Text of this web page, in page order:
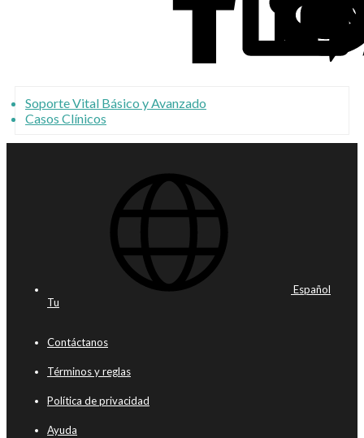
Soporte Vital Básico y Avanzado
Casos Clínicos
Español
Tu
Contáctanos
Términos y reglas
Política de privacidad
Ayuda